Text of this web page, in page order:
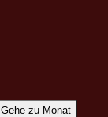
Gehe zu Monat